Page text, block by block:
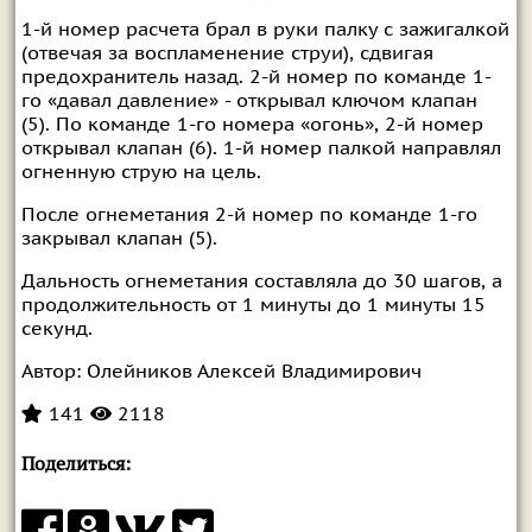
1-й номер расчета брал в руки палку с зажигалкой
(отвечая за воспламенение струи), сдвигая
предохранитель назад. 2-й номер по команде 1-
го «давал давление» - открывал ключом клапан
(5). По команде 1-го номера «огонь», 2-й номер
открывал клапан (6). 1-й номер палкой направлял
огненную струю на цель.
После огнеметания 2-й номер по команде 1-го
закрывал клапан (5).
Дальность огнеметания составляла до 30 шагов, а
продолжительность от 1 минуты до 1 минуты 15
секунд.
Автор:Олейников Алексей Владимирович
141
2118
Поделиться: